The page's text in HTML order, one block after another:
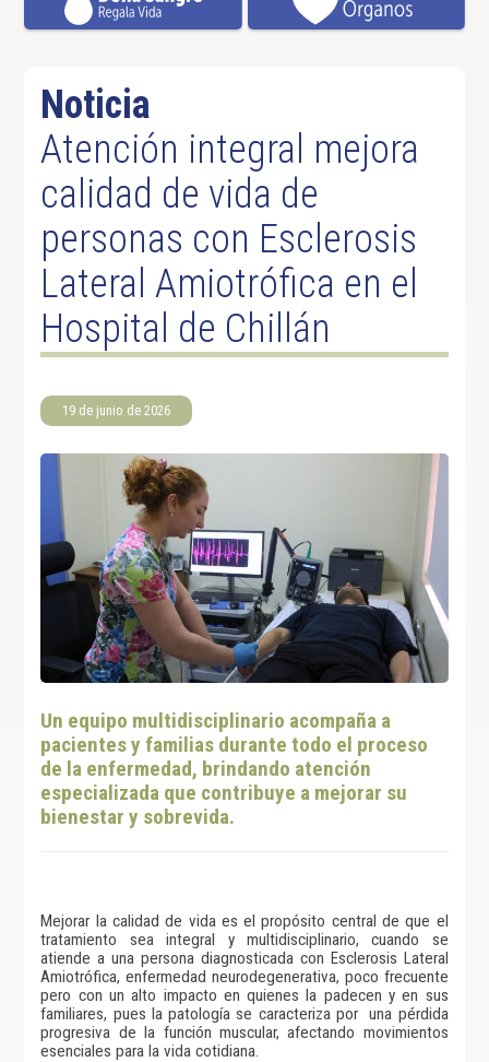
Noticia
Atención integral mejora
calidad de vida de
personas con Esclerosis
Lateral Amiotrófica en el
Hospital de Chillán
19 de junio de 2026
Un equipo multidisciplinario acompaña a
pacientes y familias durante todo el proceso
de la enfermedad, brindando atención
especializada que contribuye a mejorar su
bienestar y sobrevida.
Mejorar la calidad de vida es el propósito central de que el
tratamiento sea integral y multidisciplinario, cuando se
atiende a una persona diagnosticada con Esclerosis Lateral
Amiotrófica, enfermedad neurodegenerativa, poco frecuente
pero con un alto impacto en quienes la padecen y en sus
familiares, pues la patología se caracteriza por una pérdida
progresiva de la función muscular, afectando movimientos
esenciales para la vida cotidiana.